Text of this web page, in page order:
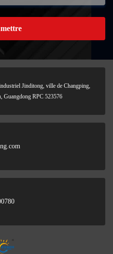
Jinditong, ville de Changping,
Guangdong RPC 523576